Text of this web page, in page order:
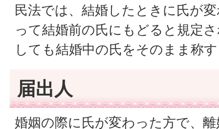
民法では、結婚したときに氏が
って結婚前の氏にもどると規定
しても結婚中の氏をそのまま称
届出人
婚姻の際に氏が変わった方で、